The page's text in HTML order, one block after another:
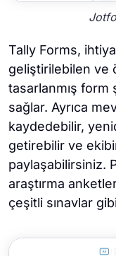
Tally Forms,
geliştirilebilen ve
tasarlanmış
sağlar. Ayrıca
kaydedebilir,
getirebilir ve
paylaşabilirsiniz.
araştırma
çeşitli sınavlar